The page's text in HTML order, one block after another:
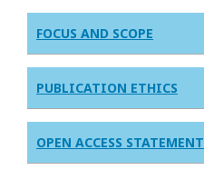
FOCUS AND SCOPE
PUBLICATION ETHICS
OPEN ACCESS STATEMENT